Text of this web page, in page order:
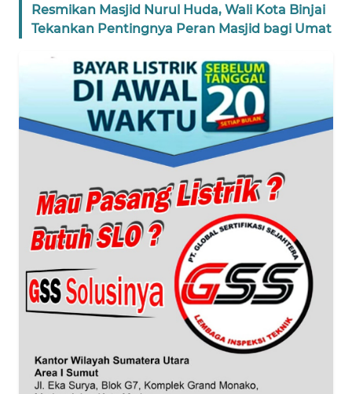
Resmikan Masjid Nurul Huda, Wali Kota Binjai
Tekankan Pentingnya Peran Masjid bagi Umat
WN
PAPUA
WN
SERAMBI
WN
JAMBI
WN